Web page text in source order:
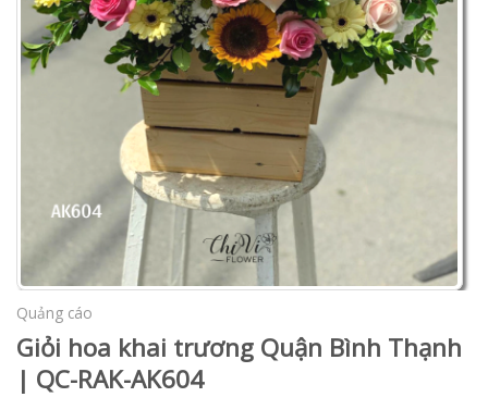
Quảng cáo
Giỏi hoa khai trương Quận Bình Thạnh
| QC-RAK-AK604